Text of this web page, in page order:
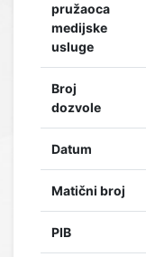
pružaoca
medijske
usluge
Broj
dozvole
Datum
Matični broj
PIB